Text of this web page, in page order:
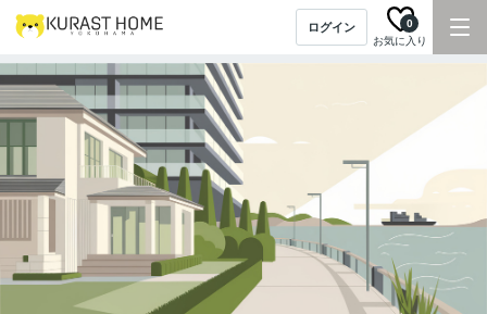
ログイン
お気に入り
0